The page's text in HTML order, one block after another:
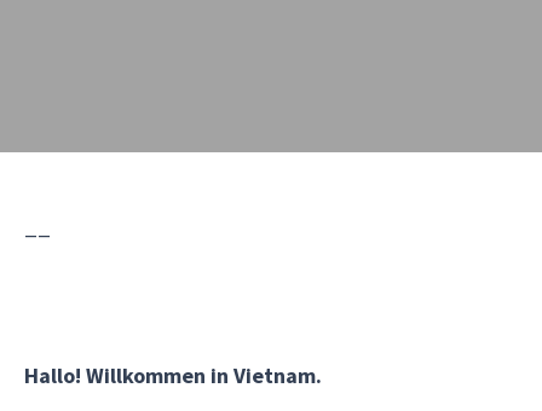
Hallo! Willkommen in Vietnam.